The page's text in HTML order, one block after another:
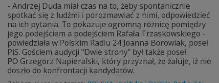
- Andrzej Duda miał czas na to, żeby spontanicznie
spotkać się z ludźmi i porozmawiać z nimi, odpowiedzieć
na ich pytania. To pokazuje ogromną różnicę pomiędzy
jego podejściem a podejściem Rafała Trzaskowskiego -
powiedziała w Polskim Radiu 24 Joanna Borowiak, poseł
PiS. Gościem audycji "Dwie strony" był także poseł
PO Grzegorz Napieralski, który przyznał, że żałuje, iż nie
doszło do konfrontacji kandydatów.